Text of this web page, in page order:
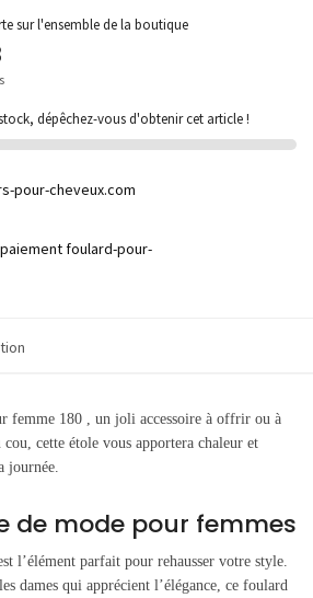
sur l'ensemble de la boutique
dépêchez-vous d'obtenir cet article !
femme 180 , un joli accessoire à offrir ou à
cette étole vous apportera chaleur et
journée.
de mode pour femmes
l’élément parfait pour rehausser votre style.
dames qui apprécient l’élégance, ce foulard